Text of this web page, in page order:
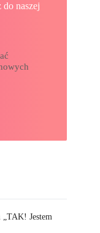
do naszej
Jestem